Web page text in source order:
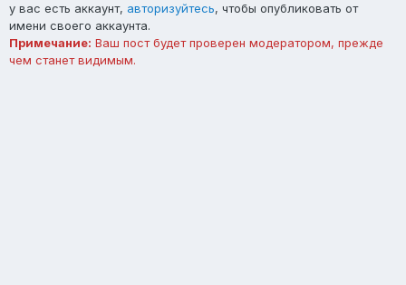
у вас есть аккаунт, авторизуйтесь, чтобы опубликовать от
имени своего аккаунта.
Примечание: Ваш пост будет проверен модератором, прежде
чем станет видимым.